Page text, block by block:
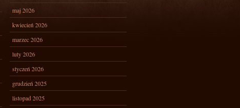
maj 2026
kwiecień 2026
marzec 2026
luty 2026
styczeń 2026
grudzień 2025
listopad 2025